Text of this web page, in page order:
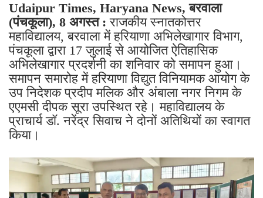
Udaipur Times, Haryana News, बरवाला
(पंचकूला), 8 अगस्त :राजकीय स्नातकोत्तर
महाविद्यालय, बरवाला में हरियाणा अभिलेखागार विभाग,
पंचकूला द्वारा 17 जुलाई से आयोजित ऐतिहासिक
अभिलेखागार प्रदर्शनी का शनिवार को समापन हुआ।
समापन समारोह में हरियाणा विद्युत विनियामक आयोग के
उप निदेशक प्रदीप मलिक और अंबाला नगर निगम के
एएमसी दीपक सूरा उपस्थित रहे। महाविद्यालय के
प्राचार्य डॉ. नरेंद्र सिवाच ने दोनों अतिथियों का स्वागत
किया।